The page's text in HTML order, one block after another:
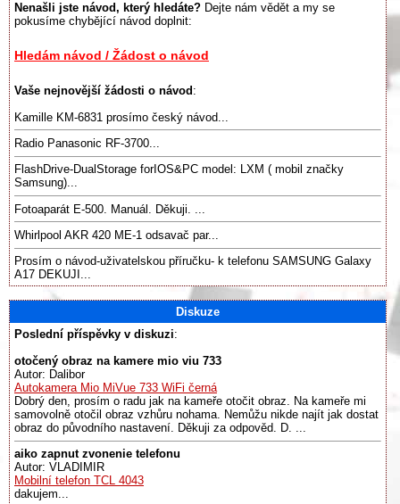
Nenašli jste návod, který hledáte? Dejte nám vědět a my se
pokusíme chybějící návod doplnit:
Hledám návod / Žádost o návod
Vaše nejnovější žádosti o návod :
Kamille KM-6831 prosímo český návod...
Radio Panasonic RF-3700...
FlashDrive-DualStorage forIOS&PC model: LXM ( mobil značky
Samsung)...
Fotoaparát E-500. Manuál. Děkuji. ...
Whirlpool AKR 420 ME-1 odsavač par...
Prosím o návod-uživatelskou příručku- k telefonu SAMSUNG Galaxy
A17 DEKUJI...
Diskuze
Poslední příspěvky v diskuzi:
otočený obraz na kamere mio viu 733
Autor: Dalibor
Autokamera Mio MiVue 733 WiFi černá
Dobrý den, prosím o radu jak na kameře otočit obraz. Na kameře mi
samovolně otočil obraz vzhůru nohama. Nemůžu nikde najít jak dostat
obraz do původního nastavení. Děkuji za odpověd. D. ...
aiko zapnut zvonenie telefonu
Autor: VLADIMIR
Mobilní telefon TCL 4043
dakujem...